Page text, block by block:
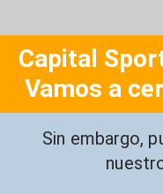
Capital
Vamos a
Sin embargo,